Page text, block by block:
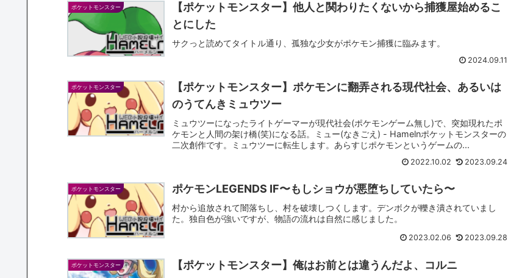
ポケットモンスター
【ポケットモンスター】他人と関わりたくないから捕獲屋始めるこ
とにした
サクっと読めてタイトル通り、孤独な少女がポケモン捕獲に臨みます。
2024.09.11
ポケットモンスター
【ポケットモンスター】ポケモンに翻弄される現代社会、あるいは
のうてんきミュウツー
ミュウツーになったライトゲーマーが現代社会(ポケモンゲーム無し)で、突如現れたポ
ケモンと人間の架け橋(笑)になる話。ミュー(なきごえ) - Hamelnポケットモンスターの
二次創作です。ミュウツーに転生します。あらすじポケモンというゲームの...
2022.10.02 2023.09.24
ポケットモンスター ポケモンLEGENDS IF〜もしショウが悪堕ちしていたら〜
村から追放されて闇落ちし、村を破壊しつくします。デンボクが轢き潰されていまし
た。独自色が強いですが、物語の流れは自然に感じました。
2023.02.06 2023.09.28
ポケットモンスター 【ポケットモンスター】俺はお前とは違うんだよ、コルニ